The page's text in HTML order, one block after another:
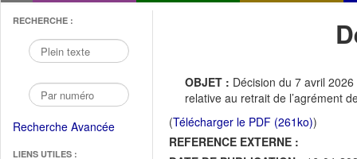
RECHERCHE :
Recherche Avancée
LIENS UTILES :
OBJET : Décision du 7 avril
relative au retrait de l’agrément
(Télécharger le PDF (261ko))
REFERENCE EXTERNE :